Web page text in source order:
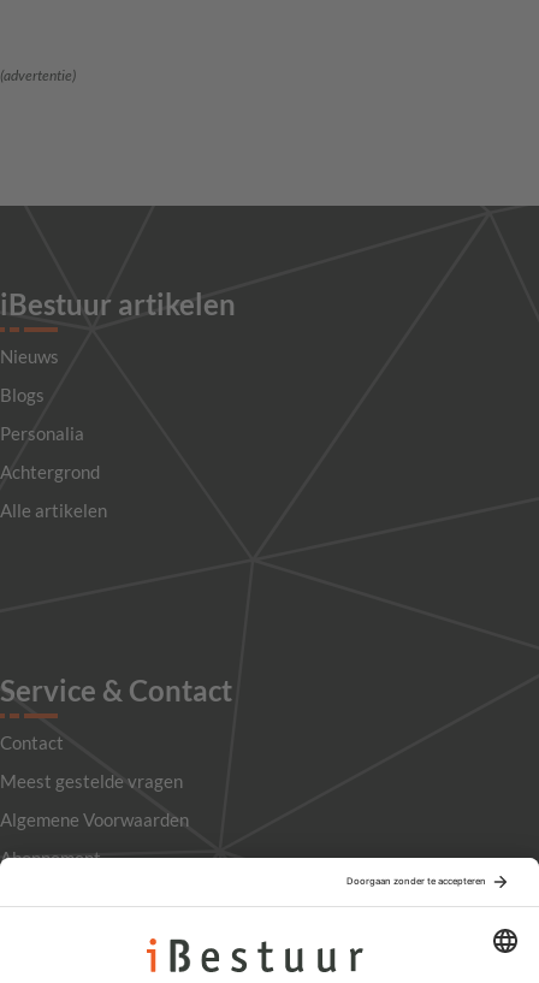
(advertentie)
iBestuur artikelen
Nieuws
Blogs
Personalia
Achtergrond
Alle artikelen
Service & Contact
Contact
Meest gestelde vragen
Algemene Voorwaarden
Abonnement